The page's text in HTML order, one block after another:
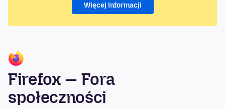
Więcej informacji
Firefox — Fora
społeczności